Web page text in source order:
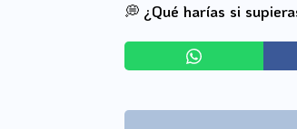
💭 ¿Qué harías si